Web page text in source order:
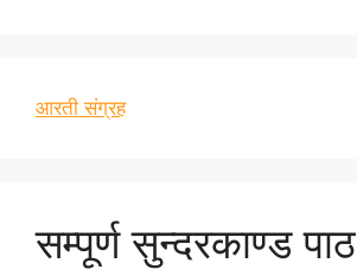
आरती संग्रह
सम्पूर्ण सुन्दरकाण्ड पाठ